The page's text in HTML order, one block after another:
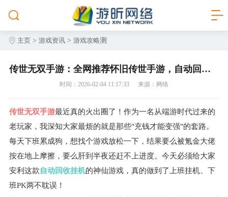
主页 >游戏资讯 >游戏攻略测
传世无双手游：全网推荐怀旧传世手游，自动回收挂机，平民玩家轻松畅玩
时间：2026-02-04 11:17:33 来源：网络
传世无双手游最近真的火出圈了！作为一名从端游时代过来的
老玩家，我深知大家最烦的就是那些"充钱才能变强"的套路。
每天下班累成狗，想找个游戏放松一下，结果要么被氪金大佬
按在地上摩擦，要么肝到半夜还赶不上进度。今天必须给大家
安利这款自动回收挂机的神仙游戏，真的做到了上班挂机、下
班PK两不耽误！